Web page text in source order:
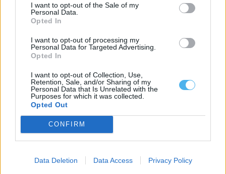
I want to opt-out of the Sale of my
Personal Data.
Opted In
I want to opt-out of processing my
Personal Data for Targeted Advertising.
Opted In
I want to opt-out of Collection, Use,
Retention, Sale, and/or Sharing of my
Personal Data that Is Unrelated with the
Purposes for which it was collected.
Opted Out
CONFIRM
Data Deletion Data Access Privacy Policy
Câmara de Évora lança concurso de 215 mil euros para equipar
A Câmara Municipal de Évora lançou um concurso público para a
aquisição de equipamento...